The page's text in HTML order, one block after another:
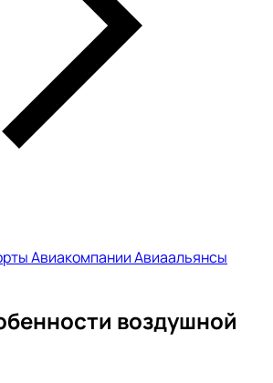
АвиакомпанииАвиаальянсы
воздушной